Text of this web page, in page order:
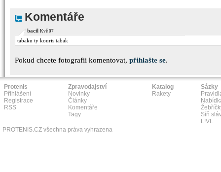
Komentáře
bacil Kvě 07
tabaku ty kouris tabak
Pokud chcete fotografii komentovat, přihlašte se.
Protenis
Přihlášení
Registrace
RSS
Zpravodajství
Novinky
Články
Komentáře
Tagy
Katalog
Rakety
Sázky
Síň
L!VE
PROTENIS.CZ všechna práva vyhrazena